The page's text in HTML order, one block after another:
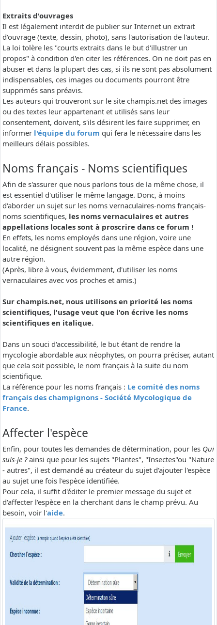
Extraits d'ouvrages
Il est légalement interdit de publier sur Internet un extrait
d'ouvrage (texte, dessin, photo), sans l'autorisation de l'auteur.
La loi tolère les "courts extraits dans le but d'illustrer un
propos" à condition d'en citer les références. On ne doit pas en
abuser et dans la plupart des cas, si ils ne sont pas absolument
indispensables, ces images ou documents pourront être
supprimés sans préavis.
Les auteurs qui trouveront sur le site champis.net des images
ou des textes leur appartenant et utilisés sans leur
consentement, doivent, s'ils désirent les faire supprimer, en
informer l'équipe du forum qui fera le nécessaire dans les
meilleurs délais possibles.
Noms français - Noms scientifiques
Afin de s'assurer que nous parlons tous de la même chose, il
est essentiel d'utiliser le même langage. Donc, à moins
d'aborder un sujet sur les noms vernaculaires-noms français-
noms scientifiques, les noms vernaculaires et autres
appellations locales sont à proscrire dans ce forum !
En effets, les noms employés dans une région, voire une
localité, ne désignent souvent pas la même espèce dans une
autre région.
(Après, libre à vous, évidemment, d'utiliser les noms
vernaculaires avec vos proches et amis.)
Sur champis.net, nous utilisons en priorité les noms
scientifiques, l'usage veut que l'on écrive les noms
scientifiques en italique.
Dans un souci d'accessibilité, le but étant de rendre la
mycologie abordable aux néophytes, on pourra préciser, autant
que cela soit possible, le nom français à la suite du nom
scientifique.
La référence pour les noms français : Le comité des noms
français des champignons - Société Mycologique de
France.
Affecter l'espèce
Enfin, pour toutes les demandes de détermination, pour les Qui
suis-je ?ainsi que pour les sujets "Plantes", "Insectes"ou "Nature
- autres", il est demandé au créateur du sujet d'ajouter l'espèce
au sujet une fois l'espèce identifiée.
Pour cela, il suffit d'éditer le premier message du sujet et
d'affecter l'espèce en la cherchant dans le champ prévu. Au
besoin, voir l'aide.